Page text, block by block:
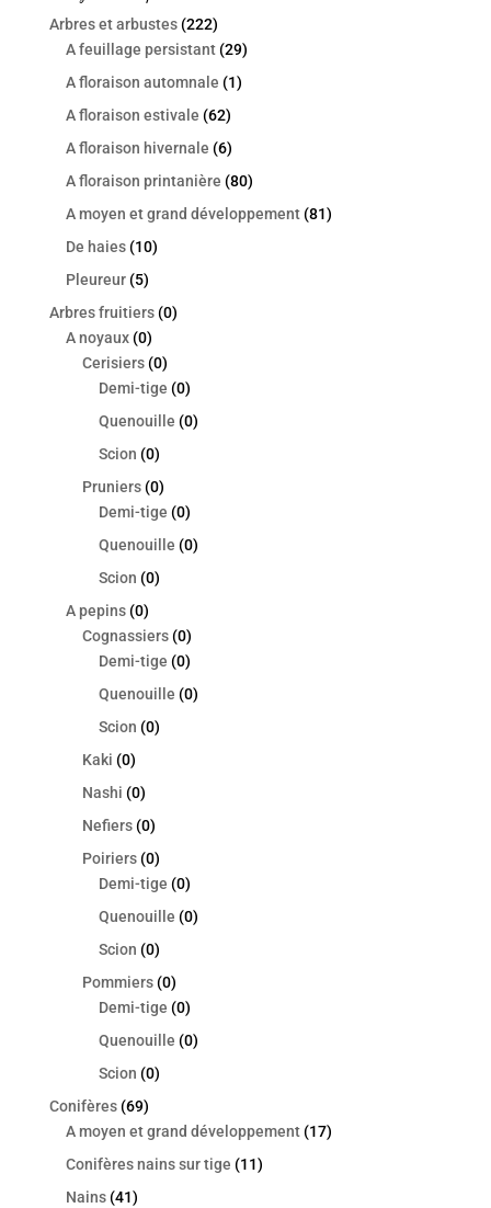
Arbres et arbustes (222)
A feuillage persistant (29)
A floraison automnale (1)
A floraison estivale (62)
A floraison hivernale (6)
A floraison printanière (80)
A moyen et grand développement (81)
De haies (10)
Pleureur (5)
Arbres fruitiers (0)
A noyaux (0)
Cerisiers (0)
Demi-tige (0)
Quenouille (0)
Scion (0)
Pruniers (0)
Demi-tige (0)
Quenouille (0)
Scion (0)
A pepins (0)
Cognassiers (0)
Demi-tige (0)
Quenouille (0)
Scion (0)
Kaki (0)
Nashi (0)
Nefiers (0)
Poiriers (0)
Demi-tige (0)
Quenouille (0)
Scion (0)
Pommiers (0)
Demi-tige (0)
Quenouille (0)
Scion (0)
Conifères (69)
A moyen et grand développement (17)
Conifères nains sur tige (11)
Nains (41)